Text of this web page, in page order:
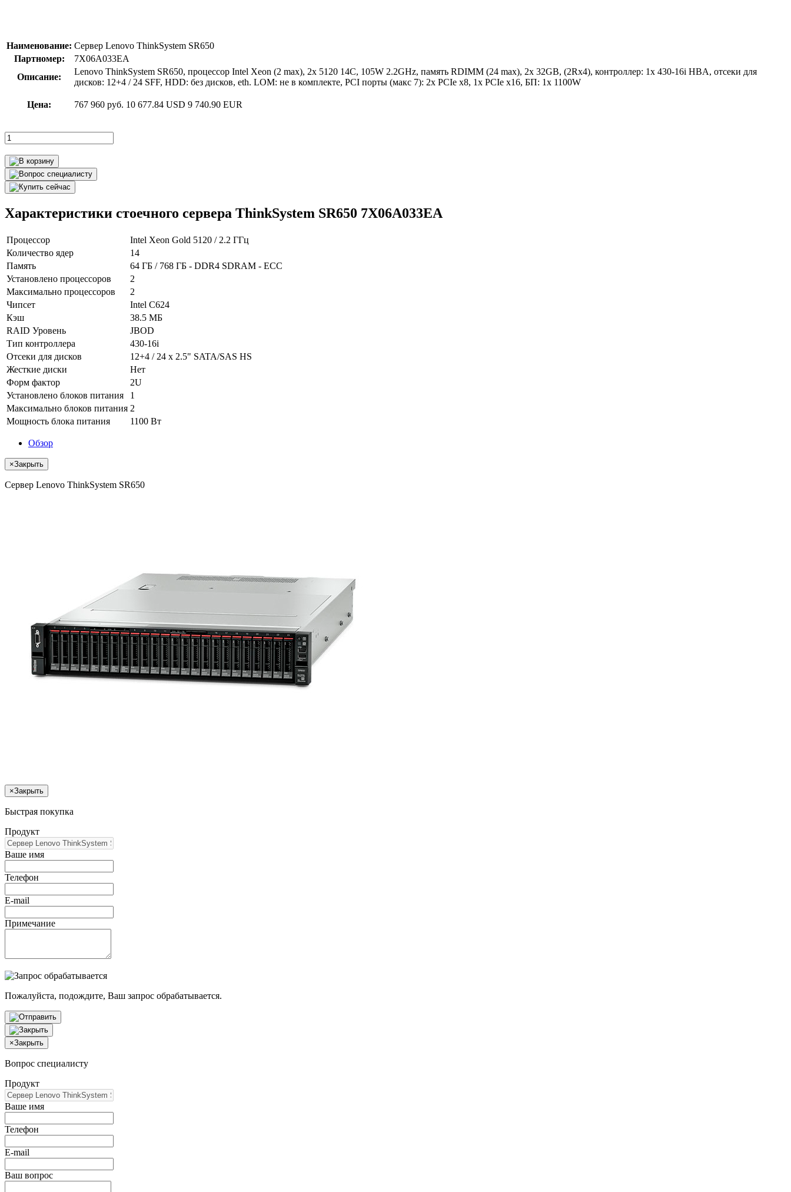
Наименование: Сервер Lenovo ThinkSystem SR650
Партномер:
7X06A033EA
Описание:
Lenovo ThinkSystem SR650, процессор Intel Xeon (2 max), 2x 5120 14C, 105W 2.2GHz, память RDIMM (24 max), 2x 32GB, (2Rx4), контроллер: 1x 430-16i HBA, отсеки для
дисков: 12+4 / 24 SFF, HDD: без дисков, eth. LOM: не в комплекте, PCI порты (макс 7): 2x PCIe x8, 1x PCIe x16, БП: 1x 1100W
Цена: 767 960 руб. 10 677.84 USD 9 740.90 EUR
Характеристики стоечного сервера ThinkSystem SR650 7X06A033EA
Процессор
Intel Xeon Gold 5120 / 2.2 ГГц
Количество ядер
14
Память
64 ГБ / 768 ГБ - DDR4 SDRAM - ECC
Установлено процессоров
2
Максимально процессоров
2
Чипсет
Intel C624
Кэш
38.5 МБ
RAID Уровень
JBOD
Тип контроллера
430-16i
Отсеки для дисков
12+4 / 24 x 2.5" SATA/SAS HS
Жесткие диски
Нет
Форм фактор
2U
Установлено блоков питания
1
Максимально блоков питания 2
Мощность блока питания
1100 Вт
Обзор
×Закрыть
Сервер Lenovo ThinkSystem SR650
×Закрыть
Быстрая покупка
Продукт
Ваше имя
Телефон
E-mail
Примечание
Пожалуйста, подождите, Ваш запрос обрабатывается.
×Закрыть
Вопрос специалисту
Продукт
Ваше имя
Телефон
E-mail
Ваш вопрос